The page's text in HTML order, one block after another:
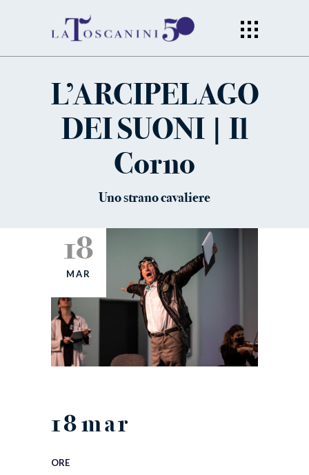
L’ARCIPELAGO
DEI SUONI | Il
Corno
Uno strano cavaliere
18
MAR
18mar
ORE